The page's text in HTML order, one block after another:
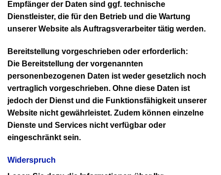
Empfänger der Daten sind ggf. technische
Dienstleister, die für den Betrieb und die Wartung
unserer Website als Auftragsverarbeiter tätig werden.
Bereitstellung vorgeschrieben oder erforderlich:
Die Bereitstellung der vorgenannten
personenbezogenen Daten ist weder gesetzlich noch
vertraglich vorgeschrieben. Ohne diese Daten ist
jedoch der Dienst und die Funktionsfähigkeit unserer
Website nicht gewährleistet. Zudem können einzelne
Dienste und Services nicht verfügbar oder
eingeschränkt sein.
Widerspruch